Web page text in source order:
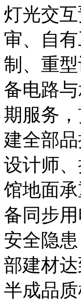
灯光交
审、自
制、重
备电路
期服务
建全部
设计师
馆地面
备同步
安全隐
部建材
半成品